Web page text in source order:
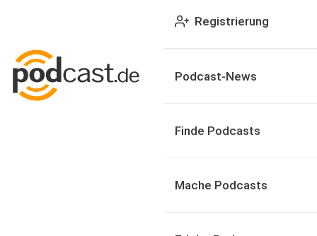
Registrierung
Podcast-News
Finde Podcasts
Mache Podcasts